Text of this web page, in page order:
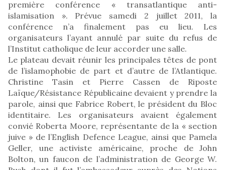
première conférence « transatlantique anti-
islamisation ». Prévue samedi 2 juillet 2011, la
conférence n’a finalement pas eu lieu. Les
organisateurs l’ayant annulé par suite du refus de
l’Institut catholique de leur accorder une salle.
Le plateau devait réunir les principales têtes de pont
de l’islamophobie de part et d’autre de l’Atlantique.
Christine Tasin et Pierre Cassen de Riposte
Laïque/Résistance Républicaine devaient y prendre la
parole, ainsi que Fabrice Robert, le président du Bloc
identitaire. Les organisateurs avaient également
convié Roberta Moore, représentante de la « section
juive » de l’English Defence League, ainsi que Pamela
Geller, une activiste américaine, proche de John
Bolton, un faucon de l’administration de George W.